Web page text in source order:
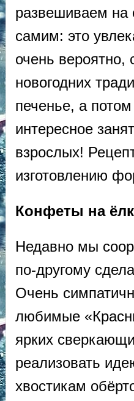
развешиваем на
самим: это
очень
новогодних
печенье, а
интересное
взрослых!
изготовлению
Конфеты на
Недавно мы
по-другому
Очень
любимые
ярких
реализовать
хвостикам